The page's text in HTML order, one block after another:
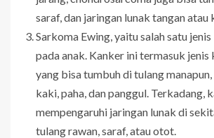
saraf, dan jaringan lunak tangan atau
Sarkoma Ewing, yaitu salah satu
pada anak. Kanker ini termasuk jenis
yang bisa tumbuh di tulang
kaki, paha, dan panggul. Terkadang,
mempengaruhi jaringan lunak di
tulang rawan, saraf, atau otot.